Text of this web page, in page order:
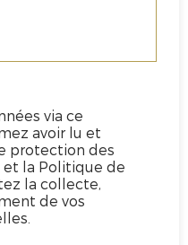
via ce
avoir lu et
protection des
la Politique de
la collecte,
de vos